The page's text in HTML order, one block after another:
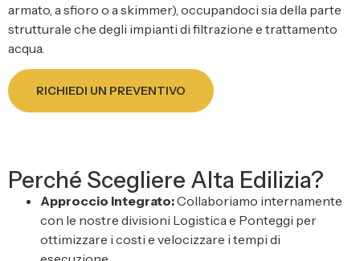
armato, a sfioro o a skimmer), occupandoci sia della parte
strutturale che degli impianti di filtrazione e trattamento
acqua.
RICHIEDI UN PREVENTIVO
Perché Scegliere Alta Edilizia?
Approccio Integrato:Collaboriamo internamente
con le nostre divisioni Logistica e Ponteggi per
ottimizzare i costi e velocizzare i tempi di